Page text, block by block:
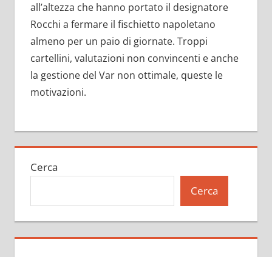
all’altezza che hanno portato il designatore
Rocchi a fermare il fischietto napoletano
almeno per un paio di giornate. Troppi
cartellini, valutazioni non convincenti e anche
la gestione del Var non ottimale, queste le
motivazioni.
Cerca
Cerca